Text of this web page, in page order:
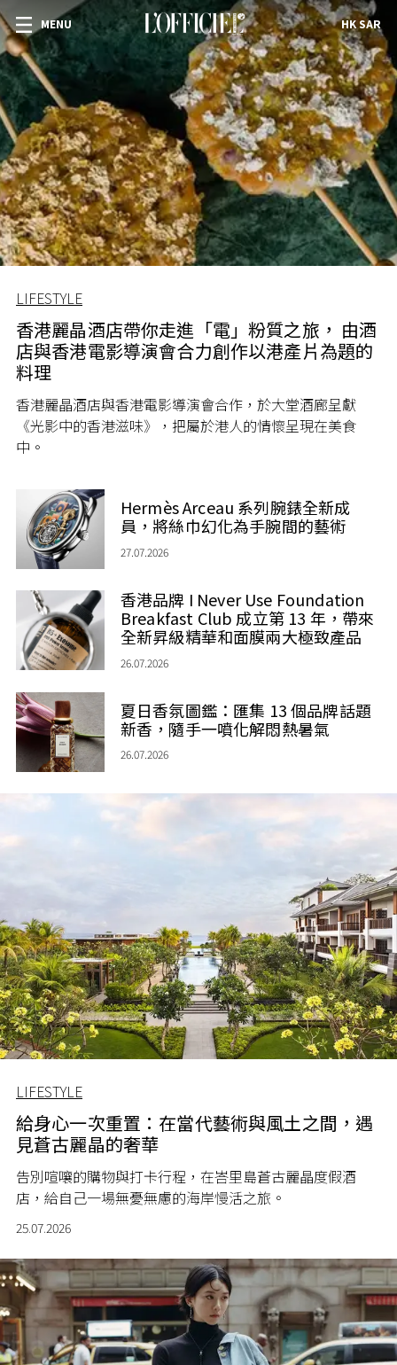
MENU HK SAR
LIFESTYLE
香港麗晶酒店帶你走進「電」粉質之旅， 由酒
店與香港電影導演會合力創作以港產片為題的
料理
香港麗晶酒店與香港電影導演會合作，於大堂酒廊呈獻
《光影中的香港滋味》，把屬於港人的情懷呈現在美食
中。
Hermès Arceau 系列腕錶全新成
員，將絲巾幻化為手腕間的藝術
27.07.2026
香港品牌 I Never Use Foundation
Breakfast Club 成立第 13 年，帶來
全新昇級精華和面膜兩大極致產品
26.07.2026
夏日香氛圖鑑：匯集 13 個品牌話題
新香，隨手一噴化解悶熱暑氣
26.07.2026
LIFESTYLE
給身心一次重置：在當代藝術與風土之間，遇
見蒼古麗晶的奢華
告別喧嚷的購物與打卡行程，在峇里島蒼古麗晶度假酒
店，給自己一場無憂無慮的海岸慢活之旅。
25.07.2026